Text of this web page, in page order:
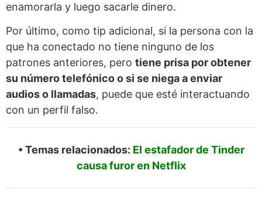
enamorarla y luego sacarle dinero.
Por último, como tip adicional, si la persona con la
que ha conectado no tiene ninguno de los
patrones anteriores, pero tiene prisa por obtener
su número telefónico o si se niega a enviar
audios o llamadas, puede que esté interactuando
con un perfil falso.
• Temas relacionados: El estafador de Tinder
causa furor en Netflix